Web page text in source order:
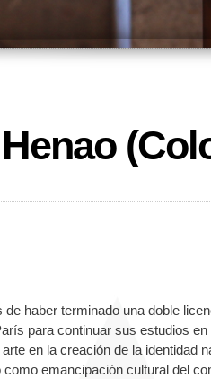
haber terminado una doble
para continuar sus estudios
en la creación de la identidad
emancipación cultural del